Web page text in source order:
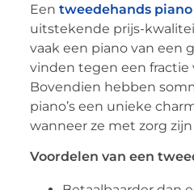
Een tweedehands piano
uitstekende prijs-
vaak een piano van een
vinden tegen een fractie
Bovendien hebben
piano’s een unieke
wanneer ze met zorg
Voordelen van een